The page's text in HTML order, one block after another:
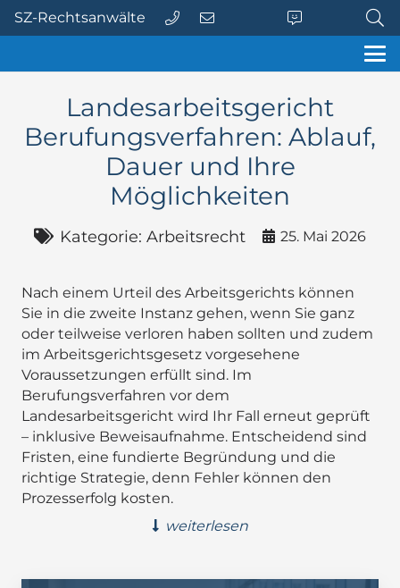
SZ-Rechtsanwälte
Landesarbeitsgericht
Berufungsverfahren: Ablauf,
Dauer und Ihre
Möglichkeiten
Kategorie: Arbeitsrecht 25. Mai 2026
Nach einem Urteil des Arbeitsgerichts können
Sie in die zweite Instanz gehen, wenn Sie ganz
oder teilweise verloren haben sollten und zudem
im Arbeitsgerichtsgesetz vorgesehene
Voraussetzungen erfüllt sind. Im
Berufungsverfahren vor dem
Landesarbeitsgericht wird Ihr Fall erneut geprüft
– inklusive Beweisaufnahme. Entscheidend sind
Fristen, eine fundierte Begründung und die
richtige Strategie, denn Fehler können den
Prozesserfolg kosten.
weiterlesen